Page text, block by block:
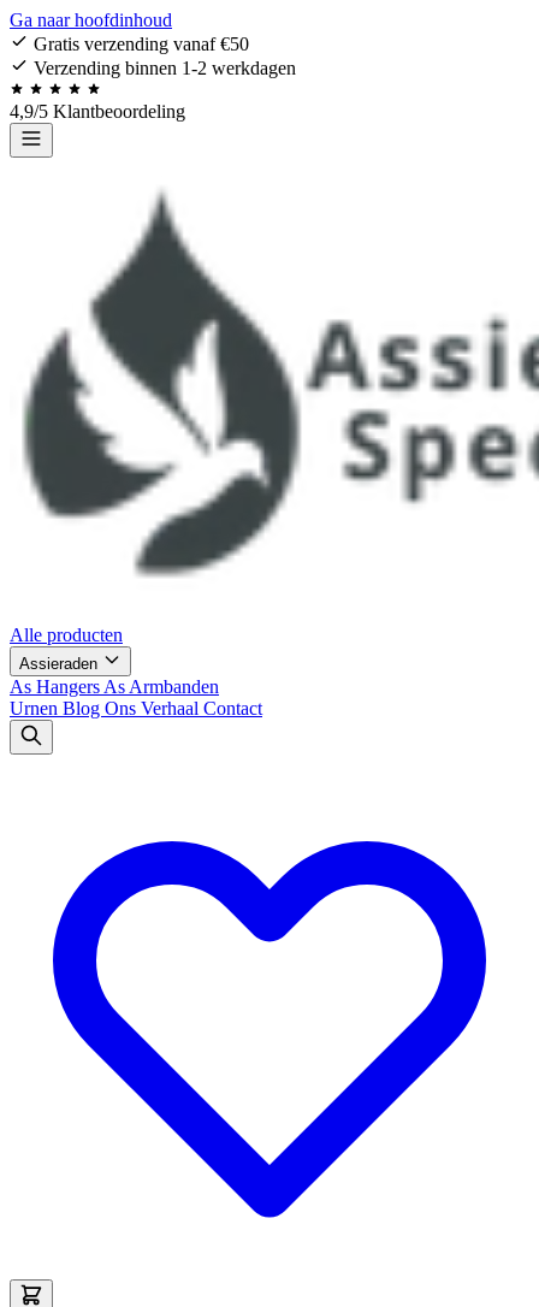
Ga naar hoofdinhoud
Gratis verzending vanaf €50
Verzending binnen 1-2 werkdagen
4,9/5 Klantbeoordeling
Alle producten
Assieraden
As Hangers As Armbanden
Urnen Blog Ons Verhaal Contact